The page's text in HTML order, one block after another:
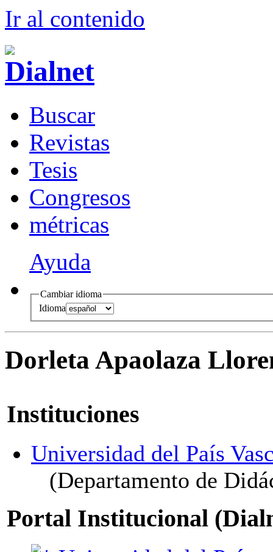
Ir al contenido
Buscar
Revistas
Tesis
Congresos
métricas
Ayuda
Cambiar idioma
Idioma
Dorleta Apaolaza
Instituciones
Universidad del País
(Departamento de
Portal Institucional